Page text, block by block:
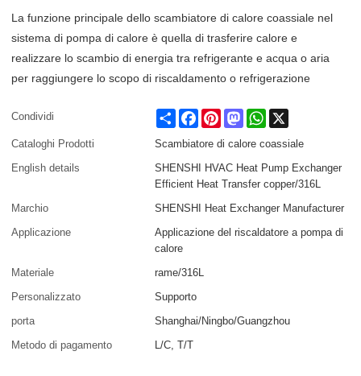
La funzione principale dello scambiatore di calore coassiale nel
sistema di pompa di calore è quella di trasferire calore e
realizzare lo scambio di energia tra refrigerante e acqua o aria
per raggiungere lo scopo di riscaldamento o refrigerazione
Condividi Share FacebookPinterestMastodonWhatsApp
Cataloghi Prodotti
Scambiatore di calore coassiale
English details
SHENSHI HVAC Heat Pump Exchanger
Efficient Heat Transfer copper/316L
Marchio
SHENSHI Heat Exchanger Manufacturer​
Applicazione
Applicazione del riscaldatore a pompa di
calore
Materiale
rame/316L
Personalizzato
Supporto
porta
Shanghai/Ningbo/Guangzhou
Metodo di pagamento
L/C, T/T